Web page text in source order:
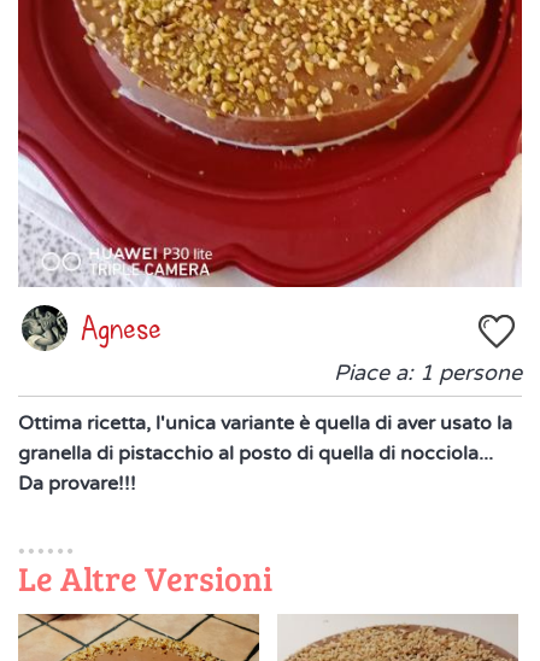
Agnese
Piace a: 1 persone
Ottima ricetta, l'unica variante è quella di aver usato la
granella di pistacchio al posto di quella di nocciola...
Da provare!!!
Le Altre Versioni